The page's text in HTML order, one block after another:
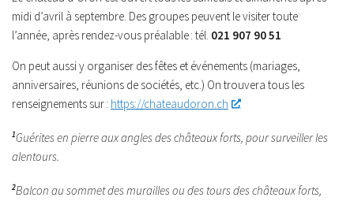
midi d’avril à septembre. Des groupes peuvent le visiter toute
l’année, après rendez-vous préalable : tél. 021 907 90 51
On peut aussi y organiser des fêtes et événements (mariages,
anniversaires, réunions de sociétés, etc.) On trouvera tous les
renseignements sur : https://chateaudoron.ch
1Guérites en pierre aux angles des châteaux forts, pour surveiller les
alentours.
2Balcon au sommet des murailles ou des tours des châteaux forts,